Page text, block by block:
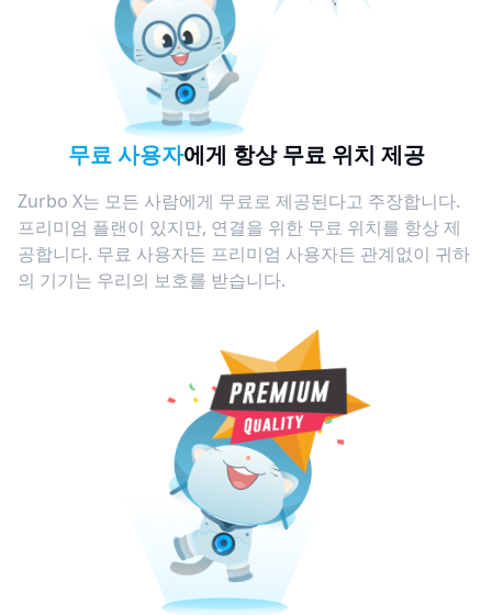
무료 사용자에게 항상 무료 위치 제공
Zurbo X는 모든 사람에게 무료로 제공된다고 주장합니다.
프리미엄 플랜이 있지만, 연결을 위한 무료 위치를 항상 제
공합니다. 무료 사용자든 프리미엄 사용자든 관계없이 귀하
의 기기는 우리의 보호를 받습니다.